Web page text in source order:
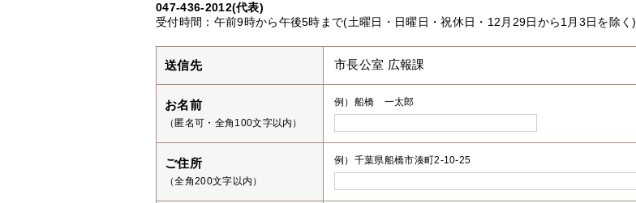
047-436-2012(代表)
受付時間：午前9時から午後5時まで(土曜日・日曜日・祝休日・12月29日から1月3日を除く)
送信先 市長公室 広報課
お名前
（匿名可・全角100文字以内）
例）船橋 一太郎
ご住所
（全角200文字以内）
例）千葉県船橋市湊町2-10-25